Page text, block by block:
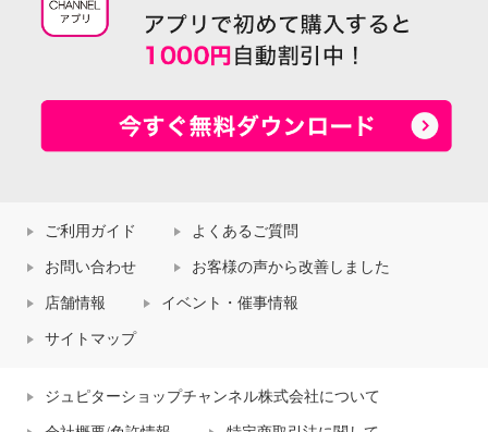
ご利用ガイド よくあるご質問
お問い合わせ お客様の声から改善しました
店舗情報 イベント・催事情報
サイトマップ
ジュピターショップチャンネル株式会社について